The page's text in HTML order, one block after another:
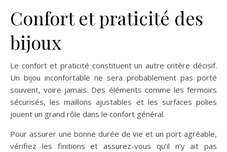
Confort et praticité des
bijoux
Le confort et praticité constituent un autre critère décisif.
Un bijou inconfortable ne sera probablement pas porté
souvent, voire jamais. Des éléments comme les fermoirs
sécurisés, les maillons ajustables et les surfaces polies
jouent un grand rôle dans le confort général.
Pour assurer une bonne durée de vie et un port agréable,
vérifiez les finitions et assurez-vous qu’il n’y ait pas